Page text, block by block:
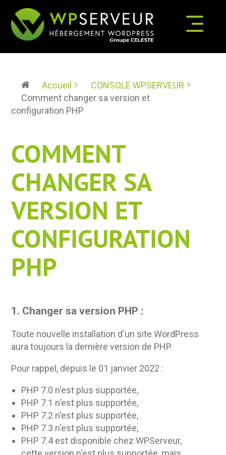
Accueil
CONSOLE WPSERVEUR
Comment changer sa version et
configuration PHP
COMMENT
CHANGER SA
VERSION ET
CONFIGURATION
PHP
1. Changer sa version PHP :
Toute nouvelle installation d'un site WordPress
aura toujours la dernière version de PHP.
Pour rappel, depuis le 01 janvier 2022 :
PHP 7.0 n'est plus supportée,
PHP 7.1 n'est plus supportée,
PHP 7.2 n'est plus supportée,
PHP 7.3 n'est plus supportée,
PHP 7.4 est disponible chez WPServeur,